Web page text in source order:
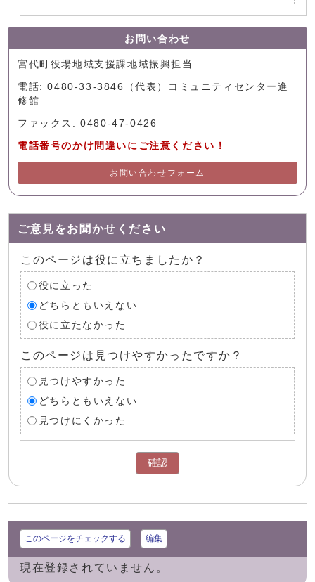
お問い合わせ
宮代町役場地域支援課地域振興担当
電話: 0480-33-3846（代表）コミュニティセンター進
修館
ファックス: 0480-47-0426
電話番号のかけ間違いにご注意ください！
お問い合わせフォーム
ご意見をお聞かせください
このページは役に立ちましたか？
役に立った
どちらともいえない
役に立たなかった
このページは見つけやすかったですか？
見つけやすかった
どちらともいえない
見つけにくかった
確認
このページをチェックする 編集
現在登録されていません。